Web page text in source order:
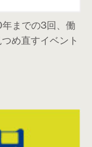
までの3回、働
め直すイベント